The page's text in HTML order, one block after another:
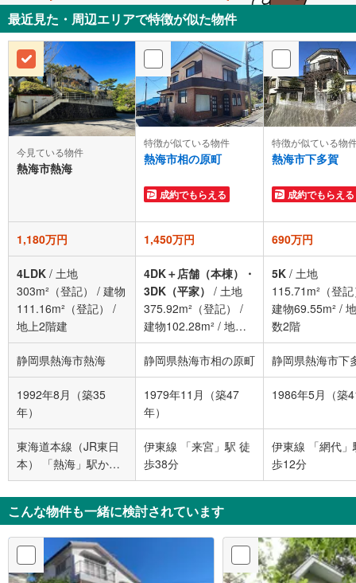
最近見た・周辺エリアで特徴が似た物件
今見ている物件
熱海市熱海
特徴が似ている物件
熱海市相の原町
成約でもらえる
特徴が似ている物
熱海市下多賀
成約でもらえる
1,180万円 1,450万円 690万円
4LDK / 土地
303m²（登記）
/ 建物
111.16m²（登記）
/
地上2階建
4DK＋店舗（本棟）・
3DK（平家） / 土地
375.92m²（登記）
/
建物102.28m² / 地上
階数2階
5K / 土地
115.71m²（登
建物69.55m² /
数2階
静岡県熱海市熱海 静岡県熱海市相の原町 静岡県熱海市下
1992年8月（築35
年）
1979年11月（築47
年）
1986年5月（築
東海道本線（JR東日
本） 「熱海」駅から
7900m
伊東線 「来宮」駅 徒
歩38分
伊東線 「網代」
歩12分
こんな物件も一緒に検討されています